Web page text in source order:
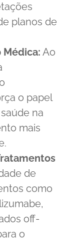
planos de
Médica: Ao
o papel
na
mais
de
como
off-
o